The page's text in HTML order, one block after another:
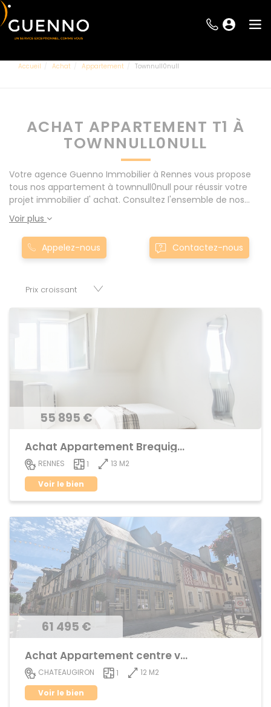
Accueil Achat Appartement Townnull0null
ACHAT APPARTEMENT T1 À
TOWNNULL0NULL
Votre agence Guenno Immobilier à Rennes vous propose
tous nos appartement à townnull0null pour réussir votre
projet immobilier d' achat. Consultez l'ensemble de nos
offres à Rennes mais également aux alentours : Le Rheu,
Pacé, Montgermont... Nos appartement T1 à townnull0null
sont proposés au meilleur prix du marché pour permettre
au plus grand nombre de réussir son projet immobilier.
immeubles, terrains et murs.
Voir plus
Appelez-nous Contactez-nous
55 895 €
Achat Appartement Brequigny
RENNES 1
13 M2
Voir le bien
61 495 €
Achat Appartement centre ville
CHATEAUGIRON 1
12 M2
Voir le bien